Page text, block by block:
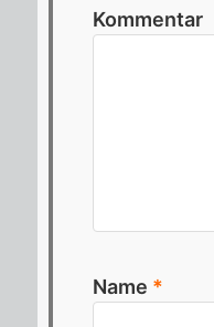
Kommentar
Name *